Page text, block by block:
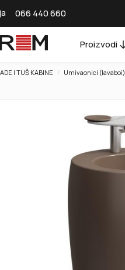
066 440 660
Proizvodi
I TUŠ KABINE Umivaonici (lavaboi)